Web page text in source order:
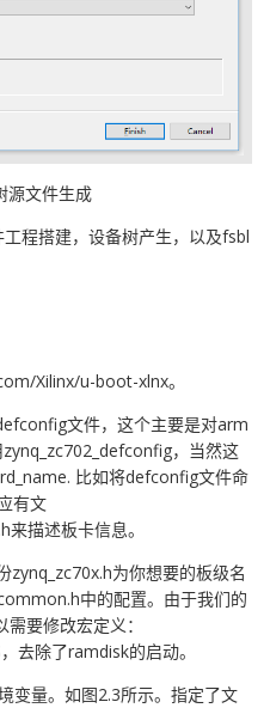
源文件生成
程搭建，设备树产生，以及fsbl
Xilinx/u-boot-xlnx。
文件，这个主要是对arm
，当然这
比如将defconfig文件命
有文
描述板卡信息。
为你想要的板级名
中的配置。由于我们的
要修改宏定义：
去除了ramdisk的启动。
变量。如图2.3所示。指定了文